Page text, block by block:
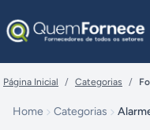
Página Inicial / Categorias /
Home Categorias